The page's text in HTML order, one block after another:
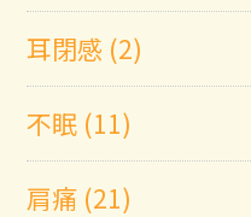
耳閉感 (2)
不眠 (11)
肩痛 (21)